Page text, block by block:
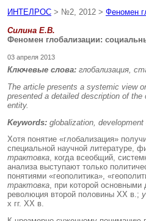
ИНТЕЛРОС > №2, 2012 > Феномен
Силина Е.В.
Феномен глобализации:
03 апреля 2013
Ключевые слова: глобализация,
The article presents a systemic view
presented a detailed description of
entity.
Keywords: globalization,
Хотя понятие «глобализация»
специальной научной литературе,
трактовка, когда всеобщий,
анализа выступают только
понятиями «геополитика»,
трактовка, при которой основными
революция второй половины ХХ в.;
х гг. ХХ в.